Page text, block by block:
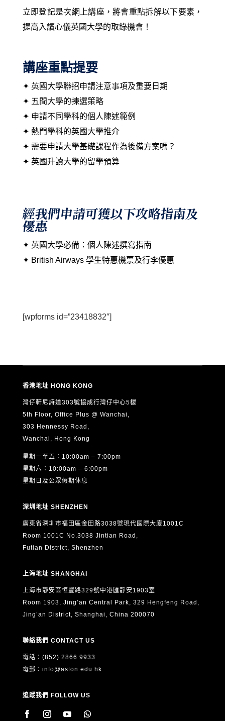
立即登記是次網上講座，將會重點拆解以下要素，
提高入讀心儀英國大學的取錄機會！
講座重點提要
✦ 英國大學聯招申請注意事項及重要日期
✦ 五間大學的揀選策略
✦ 申請不同學科的個人陳述範例
✦ 熱門學科的英國大學推介
✦ 需要申請大學基礎課程作為後備方案嗎？
✦ 英國升讀大學的留學預算
經我們申請可獲以下攻略指南及
優惠
✦ 英國大學必備：個人陳述撰寫指南
✦ British Airways 學生特惠機票及行李優惠
[wpforms id=”23418832″]
香港地址 HONG KONG
灣仔軒尼詩道303號協成行灣仔中心5樓
5th Floor, Office Plus @ Wanchai,
303 Hennessy Road,
Wanchai, Hong Kong
星期一至五：10:00am – 7:00pm
星期六：10:00am – 6:00pm
星期日及公眾假期休息
深圳地址 SHENZHEN
廣東省深圳市福田區金田路3038號現代國際大廈1001C
Room 1001C No.3038 Jintian Road,
Futian District, Shenzhen
上海地址 SHANGHAI
上海市靜安區恒豐路329號中港匯靜安1903室
Room 1903, Jing’an Central Park, 329 Hengfeng Road,
Jing’an District, Shanghai, China 200070
聯絡我們 CONTACT US
電話：(852) 2866 9933
電郵： info@aston.edu.hk
追蹤我們 FOLLOW US